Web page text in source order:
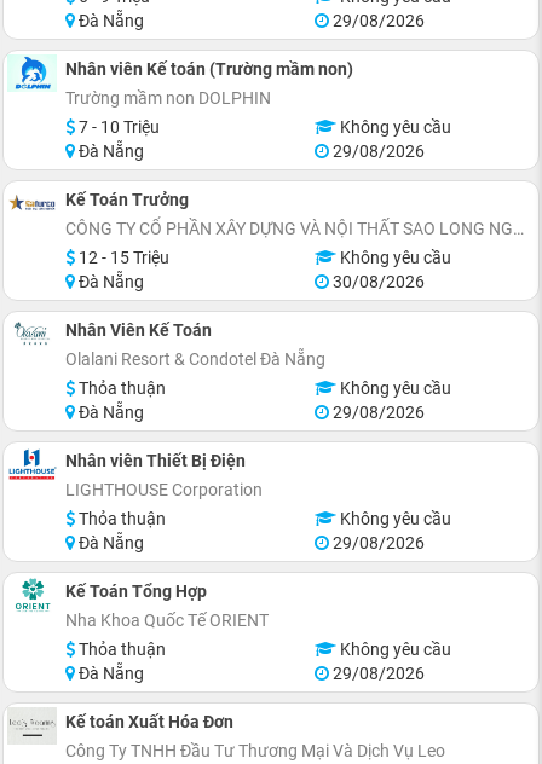
Đà Nẵng
29/08/2026
Nhân viên Kế toán (Trường mầm non)
Trường mầm non DOLPHIN
7 - 10 Triệu
Không yêu cầu
Đà Nẵng
29/08/2026
Kế Toán Trưởng
CÔNG TY CỔ PHẦN XÂY DỰNG VÀ NỘI THẤT SAO LONG NGUYỄN
12 - 15 Triệu
Không yêu cầu
Đà Nẵng
30/08/2026
Nhân Viên Kế Toán
Olalani Resort & Condotel Đà Nẵng
Thỏa thuận
Không yêu cầu
Đà Nẵng
29/08/2026
Nhân viên Thiết Bị Điện
LIGHTHOUSE Corporation
Thỏa thuận
Không yêu cầu
Đà Nẵng
29/08/2026
Kế Toán Tổng Hợp
Nha Khoa Quốc Tế ORIENT
Thỏa thuận
Không yêu cầu
Đà Nẵng
29/08/2026
Kế toán Xuất Hóa Đơn
Công Ty TNHH Đầu Tư Thương Mại Và Dịch Vụ Leo